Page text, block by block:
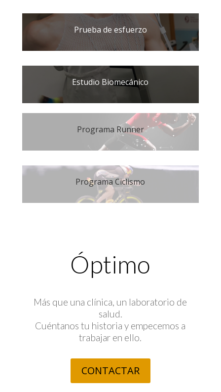
Prueba de esfuerzo
Estudio Biomecánico
Programa Runner
Programa Ciclismo
Óptimo
Más que una clínica, un laboratorio de
salud.
Cuéntanos tu historia y empecemos a
trabajar en ello.
CONTACTAR